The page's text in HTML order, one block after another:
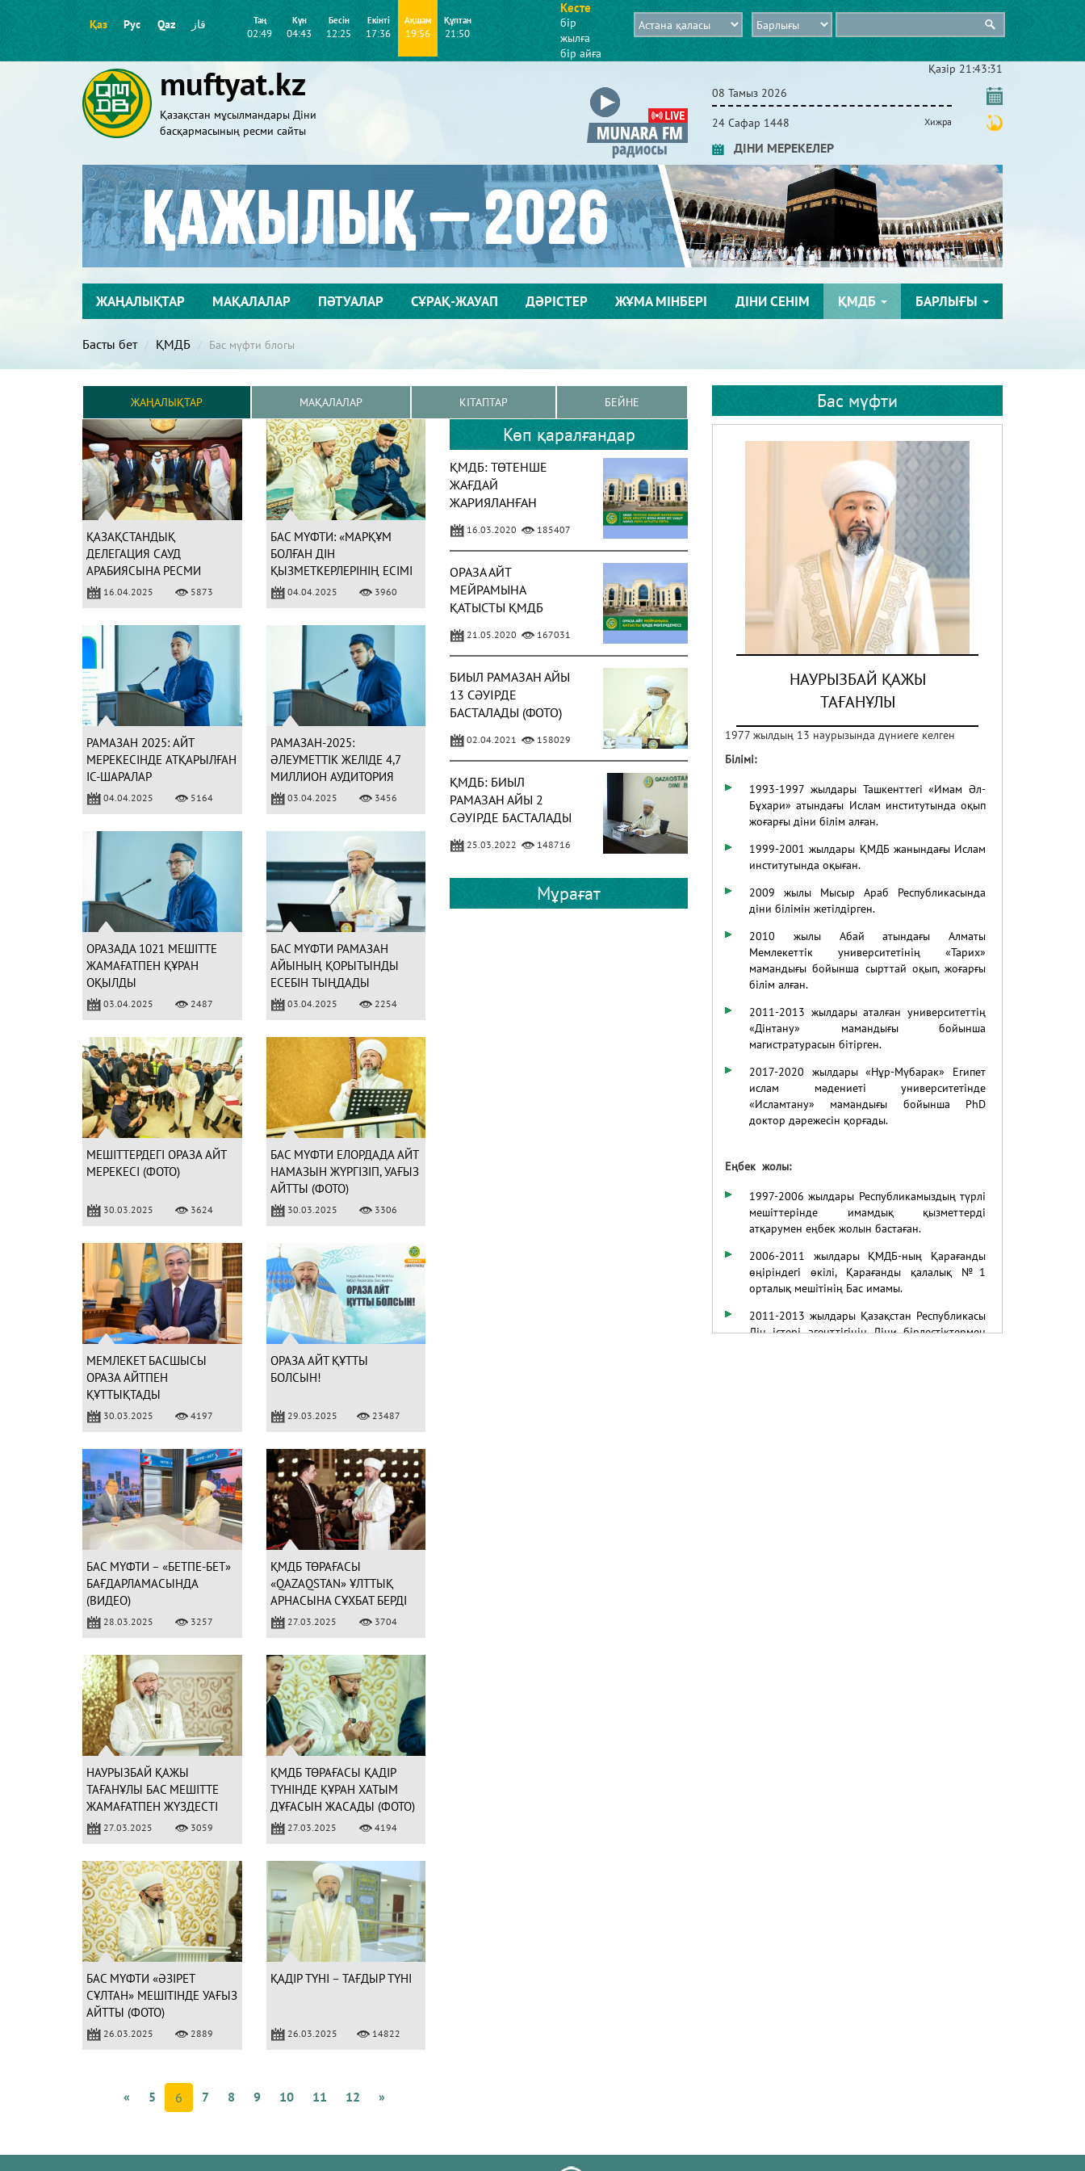
Қаз Рус Qaz قاز Таң
02:49
Күн
04:43
Бесін
12:25
Екінті
17:36
Ақшам
19:56
Құптан
21:50
Кесте
бір
жылға
бір айға
muftyat.kz
Қазақстан мұсылмандары Діни
басқармасының ресми сайты
Қазір 21:43:32
08 Тамыз 2026
24 Сафар 1448 Хижра
ДІНИ МЕРЕКЕЛЕР
ЖАҢАЛЫҚТАР МАҚАЛАЛАР ПӘТУАЛАР СҰРАҚ-ЖАУАП ДӘРІСТЕР ЖҰМА МІНБЕРІ ДІНИ СЕНІМ ҚМДБ БАРЛЫҒЫ
Басты бет ҚМДБ Бас мүфти блогы
ЖАҢАЛЫҚТАР МАҚАЛАЛАР КІТАПТАР БЕЙНЕ
ҚАЗАҚСТАНДЫҚ
ДЕЛЕГАЦИЯ САУД
АРАБИЯСЫНА РЕСМИ
САПАРМЕН БАРДЫ
16.04.2025 5873
БАС МҮФТИ: «МАРҚҰМ
БОЛҒАН ДІН
ҚЫЗМЕТКЕРЛЕРІНІҢ ЕСІМІ
ӘРДАЙЫМ ЖАДЫМЫЗДА
ҚАЛАДЫ»
04.04.2025 3960
РАМАЗАН 2025: АЙТ
МЕРЕКЕСІНДЕ АТҚАРЫЛҒАН
ІС-ШАРАЛАР
04.04.2025 5164
РАМАЗАН-2025:
ӘЛЕУМЕТТІК ЖЕЛІДЕ 4,7
МИЛЛИОН АУДИТОРИЯ
ҚАМТЫЛДЫ
03.04.2025 3456
ОРАЗАДА 1021 МЕШІТТЕ
ЖАМАҒАТПЕН ҚҰРАН
ОҚЫЛДЫ
03.04.2025 2487
БАС МҮФТИ РАМАЗАН
АЙЫНЫҢ ҚОРЫТЫНДЫ
ЕСЕБІН ТЫҢДАДЫ
03.04.2025 2254
МЕШІТТЕРДЕГІ ОРАЗА АЙТ
МЕРЕКЕСІ (ФОТО)
30.03.2025 3624
БАС МҮФТИ ЕЛОРДАДА АЙТ
НАМАЗЫН ЖҮРГІЗІП, УАҒЫЗ
АЙТТЫ (ФОТО)
30.03.2025 3306
МЕМЛЕКЕТ БАСШЫСЫ
ОРАЗА АЙТПЕН
ҚҰТТЫҚТАДЫ
30.03.2025 4197
ОРАЗА АЙТ ҚҰТТЫ
БОЛСЫН!
29.03.2025 23487
БАС МҮФТИ – «БЕТПЕ-БЕТ»
БАҒДАРЛАМАСЫНДА
(ВИДЕО)
28.03.2025 3257
ҚМДБ ТӨРАҒАСЫ
«QAZAQSTAN» ҰЛТТЫҚ
АРНАСЫНА СҰХБАТ БЕРДІ
27.03.2025 3704
НАУРЫЗБАЙ ҚАЖЫ
ТАҒАНҰЛЫ БАС МЕШІТТЕ
ЖАМАҒАТПЕН ЖҮЗДЕСТІ
27.03.2025 3059
ҚМДБ ТӨРАҒАСЫ ҚАДІР
ТҮНІНДЕ ҚҰРАН ХАТЫМ
ДҰҒАСЫН ЖАСАДЫ (ФОТО)
27.03.2025 4194
БАС МҮФТИ «ӘЗІРЕТ
СҰЛТАН» МЕШІТІНДЕ УАҒЫЗ
АЙТТЫ (ФОТО)
26.03.2025 2889
ҚАДІР ТҮНІ – ТАҒДЫР ТҮНІ
26.03.2025 14822
« 5 6 7 8 9 10 11 12 »
Көп қаралғандар
ҚМДБ: ТӨТЕНШЕ
ЖАҒДАЙ
ЖАРИЯЛАНҒАН
ЖҰМА ЖӘНЕ БЕС
УАҚЫТ НАМАЗ ОҚУҒА
ҚАТЫСТЫ ПӘТУА
16.03.2020 185407
ОРАЗА АЙТ
МЕЙРАМЫНА
ҚАТЫСТЫ ҚМДБ
21.05.2020 167031
БИЫЛ РАМАЗАН АЙЫ
13 СӘУІРДЕ
БАСТАЛАДЫ (ФОТО)
02.04.2021 158029
ҚМДБ: БИЫЛ
РАМАЗАН АЙЫ 2
СӘУІРДЕ БАСТАЛАДЫ
25.03.2022 148716
ЕРЕЖЕП ​​– БЕРЕКЕЛІМұрағат
Бас мүфти
НАУРЫЗБАЙ ҚАЖЫ
ТАҒАНҰЛЫ
1977 жылдың 13 наурызында дүниеге келген
Білімі:
1993-1997 жылдары Ташкенттегі «Имам Әл-
Бұхари» атындағы Ислам институтында оқып
жоғарғы діни білім алған.
1999-2001 жылдары ҚМДБ жанындағы Ислам
институтында оқыған.
2009 жылы Мысыр Араб Республикасында
діни білімін жетілдірген.
2010 жылы Абай атындағы Алматы
Мемлекеттік университетінің «Тарих»
мамандығы бойынша сырттай оқып, жоғарғы
білім алған.
2011-2013 жылдары аталған университеттің
«Дінтану» мамандығы бойынша
магистратурасын бітірген.
2017-2020 жылдары «Нұр-Мүбарак» Египет
ислам мәдениеті университетінде
«Исламтану» мамандығы бойынша PhD
доктор дәрежесін қорғады.
Еңбек жолы:
1997-2006жылдары Республикамыздың түрлі
мешіттерінде имамдық қызметтерді
атқарумен еңбек жолын бастаған.
2006-2011 жылдары ҚМДБ-ның Қарағанды
өңіріндегі өкілі, Қарағанды қалалық №1
орталық мешітінің Бас имамы.
2011-2013 жылдары Қазақстан Республикасы
Дін істері агенттігінің Діни бірлестіктермен